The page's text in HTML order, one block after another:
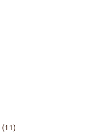
(11)